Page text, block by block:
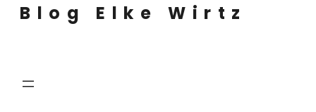
Blog Elke Wirtz